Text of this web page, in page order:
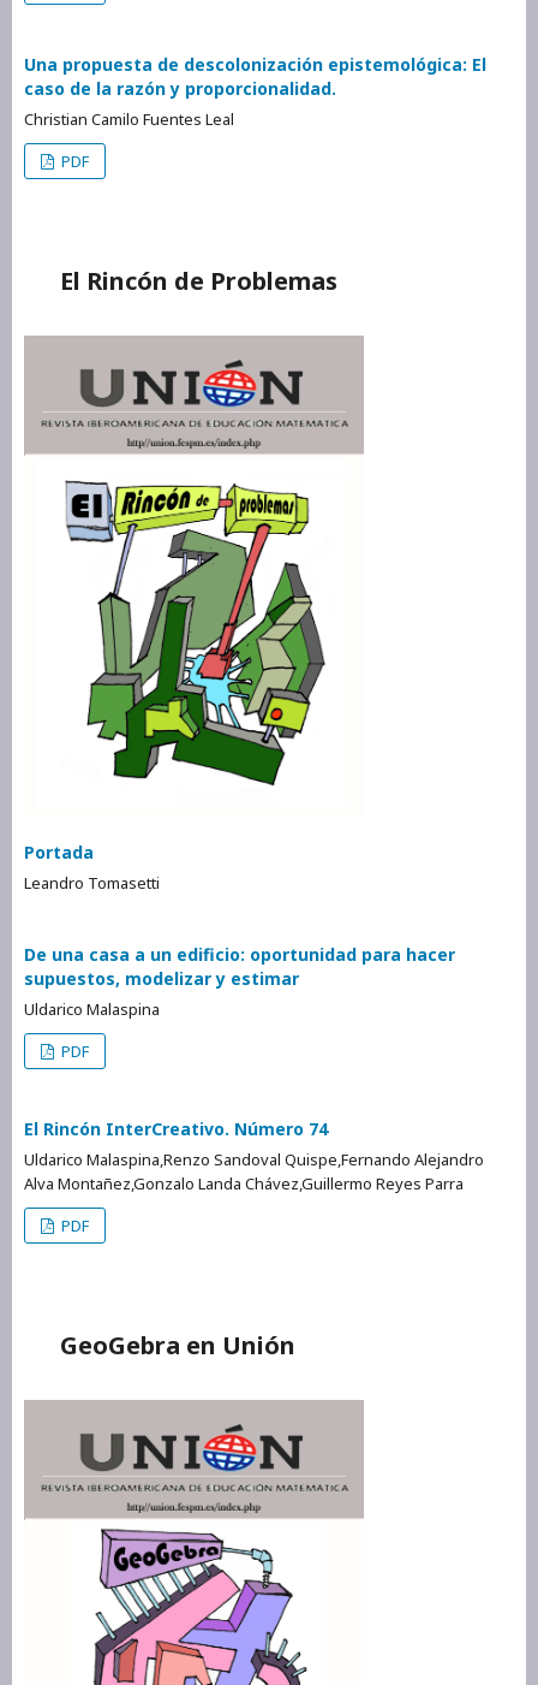
Una propuesta de descolonización epistemológica: El
caso de la razón y proporcionalidad.
Christian Camilo Fuentes Leal
PDF
El Rincón de Problemas
Portada
Leandro Tomasetti
De una casa a un edificio: oportunidad para hacer
supuestos, modelizar y estimar
Uldarico Malaspina
PDF
El Rincón InterCreativo. Número 74
Uldarico Malaspina,Renzo Sandoval Quispe,Fernando Alejandro
Alva Montañez,Gonzalo Landa Chávez,Guillermo Reyes Parra
PDF
GeoGebra en Unión